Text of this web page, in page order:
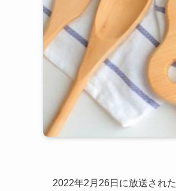
2022年2月26日に放送された